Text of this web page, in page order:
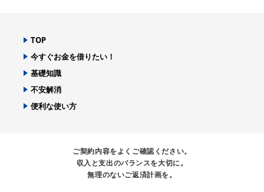
TOP
今すぐお金を借りたい！
基礎知識
不安解消
便利な使い方
ご契約内容をよくご確認ください。
収入と支出のバランスを大切に。
無理のないご返済計画を。